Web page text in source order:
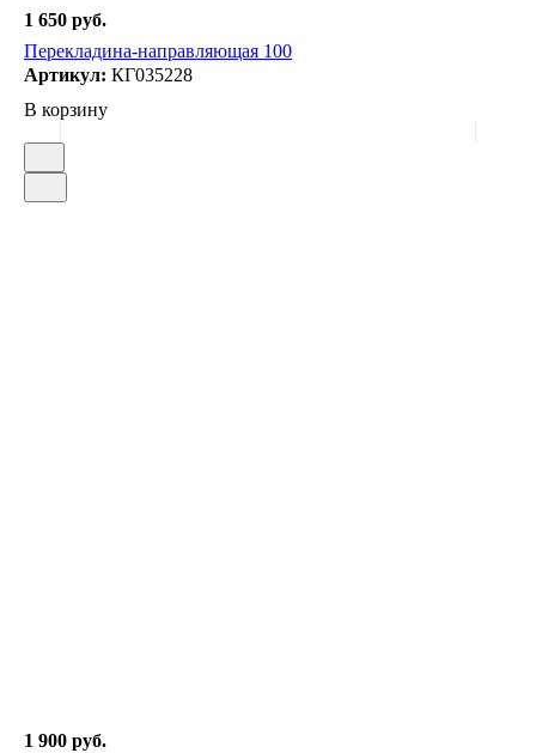
1 650 руб.
Перекладина-направляющая 100
Артикул: КГ035228
В корзину
1 900 руб.